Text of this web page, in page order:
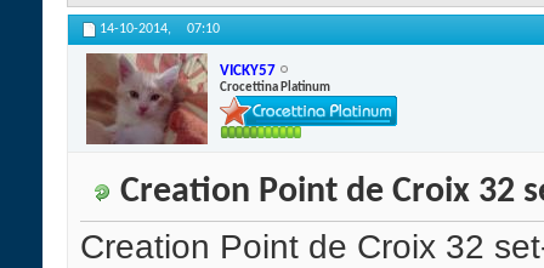
14-10-2014, 07:10
VICKY57
Crocettina Platinum
Creation Point de Croix 32
Creation Point de Croix 32